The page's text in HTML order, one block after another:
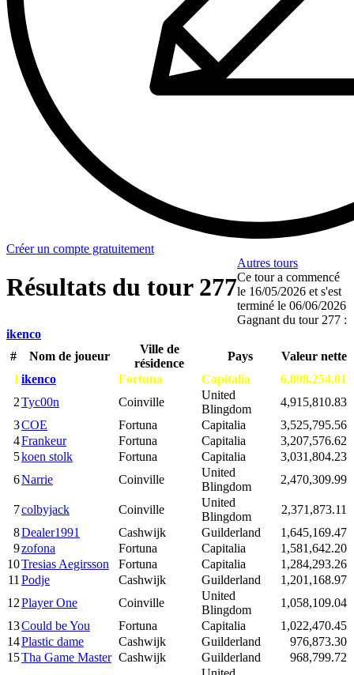
Créer un compte gratuitement
Résultats du tour 277
Autres tours
Ce tour a commencé
le 16/05/2026 et s'est
terminé le 06/06/2026
Gagnant du tour 277 :
ikenco
#
Nom de joueur
Ville de
résidence
Pays
Valeur nette
1 ikenco Fortuna Capitalia
6,898,254.01
2Tyc00n Coinville
United
Blingdom
4,915,810.83
3COE Fortuna Capitalia
3,525,795.56
4Frankeur Fortuna Capitalia
3,207,576.62
5koen stolk Fortuna Capitalia
3,031,804.23
6Narrie Coinville
United
Blingdom
2,470,309.99
7colbyjack Coinville
United
Blingdom
2,371,873.11
8Dealer1991 Cashwijk Guilderland
1,645,169.47
9zofona Fortuna Capitalia
1,581,642.20
10Tresias Aegirsson Fortuna Capitalia
1,284,293.26
11 Podje Cashwijk Guilderland
1,201,168.97
12Player One Coinville
United
Blingdom
1,058,109.04
13Could be You Fortuna Capitalia
1,022,470.45
14Plastic dame Cashwijk Guilderland
976,873.30
15Tha Game Master Cashwijk Guilderland
968,799.72